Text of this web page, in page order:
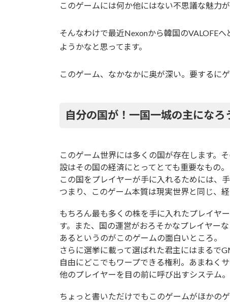
このゲームには何か他にはない不思議な魅力が
そんなわけで最近Nexonから韓国のVALOFE
ようかなと思ってます。
このゲーム、なかなかに奥が深い。要するに
自分の国が！一国一城の主になろ
このゲーム世界には多くの国が存在します。
設はその国の経済にとってとても重要なもの。
この国をプレイヤーが手に入れるためには、
つまり、このゲーム本質は現実世界と同じ、
もちろん最も多くの株を手に入れたプレイヤ
す。また、国の運営がおろそかなプレイヤー
あるというのがこのゲームの面白いところ。
さらに選挙に載って選ばれた君主にはまるで
自由にどこでもワープできる権利。あまねく
他のプレイヤーを目の前に呼び出すシステム。
ちょっと書いただけでもこのゲームがほかの